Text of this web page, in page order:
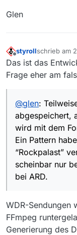
Glen
Offline
styrollschrieb am
zuletzt
Das ist das
Frage eher am
@glen:
abgespeichert,
wird mit dem
Ein Pattern
“Rockpalast”
scheinbar nur
bei ARD.
WDR-Sendungen
FFmpeg
Generierung des